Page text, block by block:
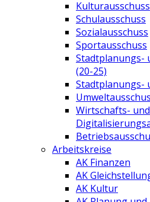
Kulturausschuss
Schulausschuss
Sozialausschuss
Sportausschuss
Stadtplanungs-
(20-25)
Stadtplanungs-
Wirtschafts- und
Arbeitskreise
AK Finanzen
AK
AK Kultur